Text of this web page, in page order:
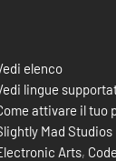
elenco
lingue
attivare il tuo
Mad Studios
Arts,